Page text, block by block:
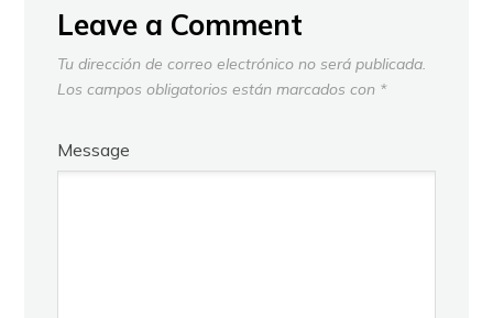
Leave a Comment
Tu dirección de correo electrónico no será publicada.
Los campos obligatorios están marcados con *
Message